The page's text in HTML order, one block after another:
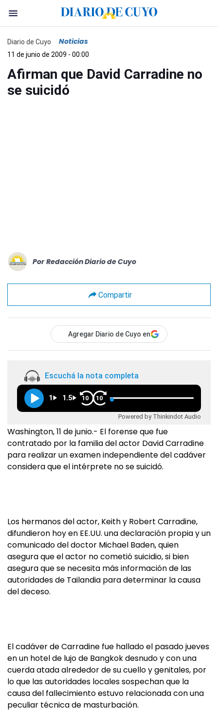
Diario de Cuyo Noticias
11 de junio de 2009 - 00:00
Afirman que David Carradine no
se suicidó
Por Redacción Diario de Cuyo
Compartir
Agregar Diario de Cuyo en
Escuchá la nota completa
1 1.5 10 10
Powered by Thinkindot Audio
Washington, 11 de junio.- El forense que fue
contratado por la familia del actor David Carradine
para realizar un examen independiente del cadáver
considera que el intérprete no se suicidó.
Los hermanos del actor, Keith y Robert Carradine,
difundieron hoy en EE.UU. una declaración propia y un
comunicado del doctor Michael Baden, quien
asegura que el actor no cometió suicidio, si bien
asegura que se necesita más información de las
autoridades de Tailandia para determinar la causa
del deceso.
El cadáver de Carradine fue hallado el pasado jueves
en un hotel de lujo de Bangkok desnudo y con una
cuerda atada alrededor de su cuello y genitales, por
lo que las autoridades locales sospechan que la
causa del fallecimiento estuvo relacionada con una
peculiar técnica de masturbación.